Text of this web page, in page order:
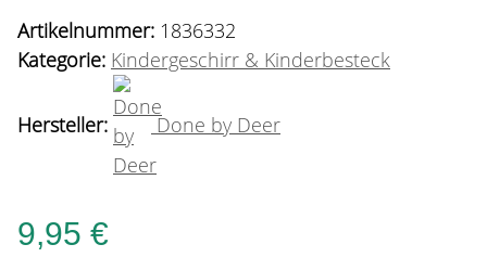
Artikelnummer: 1836332
Kategorie: Kindergeschirr & Kinderbesteck
Hersteller: Done by Deer
9,95 €